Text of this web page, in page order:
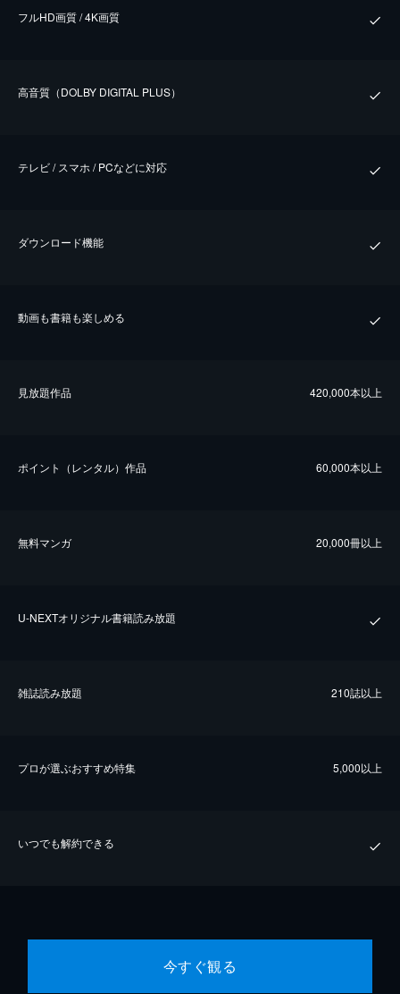
フルHD画質 / 4K画質
⾼⾳質（DOLBY DIGITAL PLUS）
テレビ / スマホ / PCなどに対応
ダウンロード機能
動画も書籍も楽しめる
⾒放題作品 420,000本以上
ポイント（レンタル）作品 60,000本以上
無料マンガ 20,000冊以上
U-NEXTオリジナル書籍読み放題
雑誌読み放題 210誌以上
プロが選ぶおすすめ特集 5,000以上
いつでも解約できる
今すぐ観る